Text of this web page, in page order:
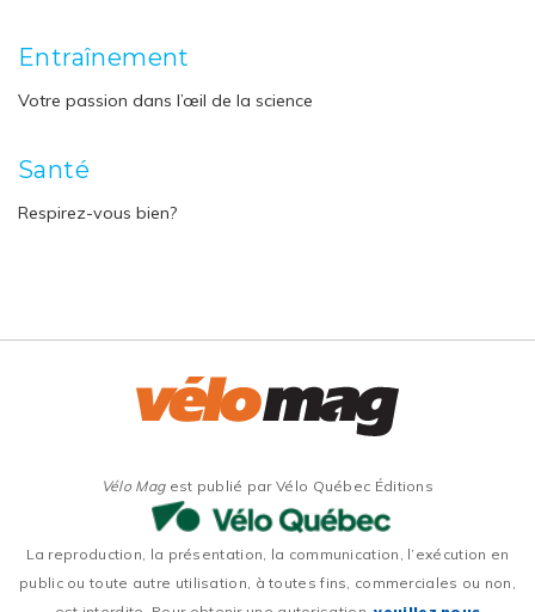
Entraînement
Votre passion dans l’œil de la science
Santé
Respirez-vous bien?
Vélo Magest publié par Vélo Québec Éditions
La reproduction, la présentation, la communication, l’exécution en
public ou toute autre utilisation, à toutes fins, commerciales ou non,